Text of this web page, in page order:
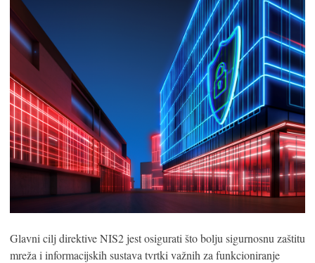
Glavni cilj direktive NIS2 jest osigurati što bolju sigurnosnu zaštitu
mreža i informacijskih sustava tvrtki važnih za funkcioniranje